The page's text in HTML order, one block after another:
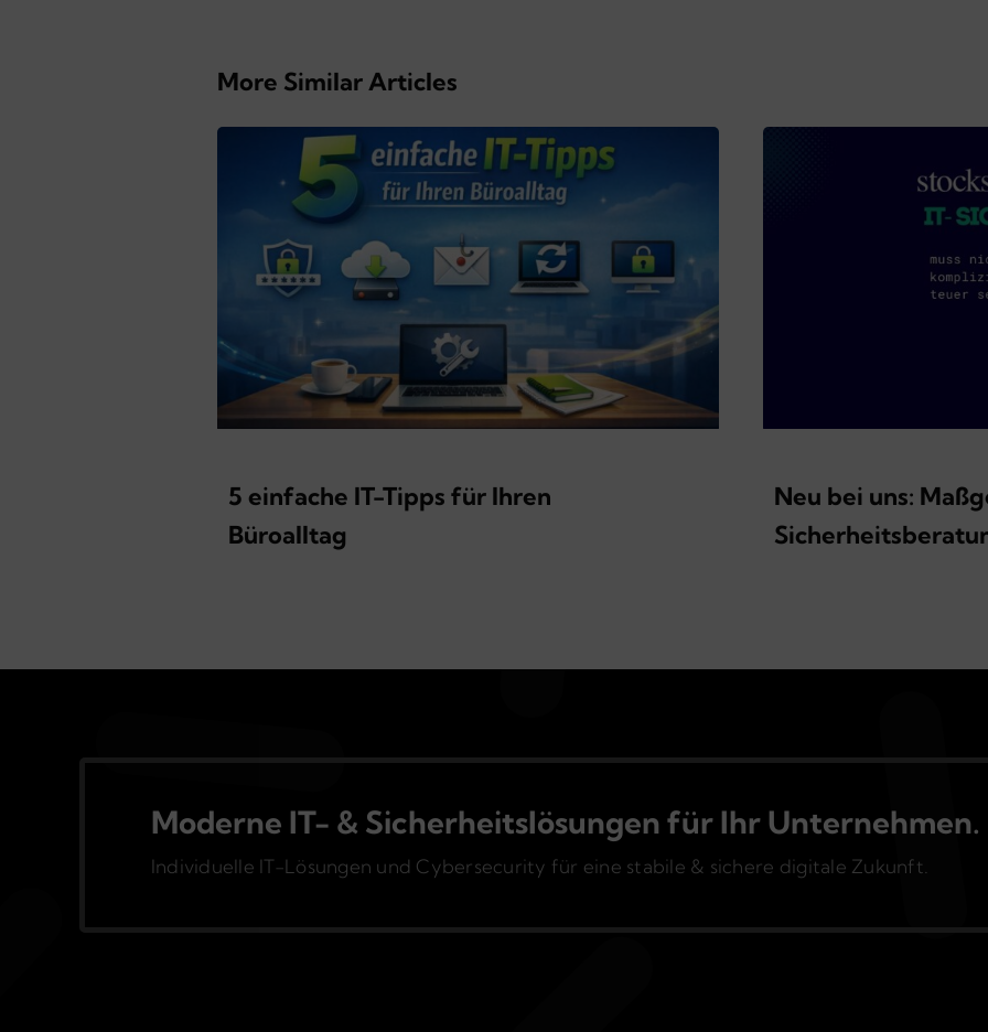
More Similar Articles
5 einfache IT-Tipps für Ihren
Büroalltag
Neu bei uns:
Moderne IT- & Sicherheitslösungen für Ihr Unternehmen.
Individuelle IT-Lösungen und Cybersecurity für eine stabile & sichere digitale Zukunft.